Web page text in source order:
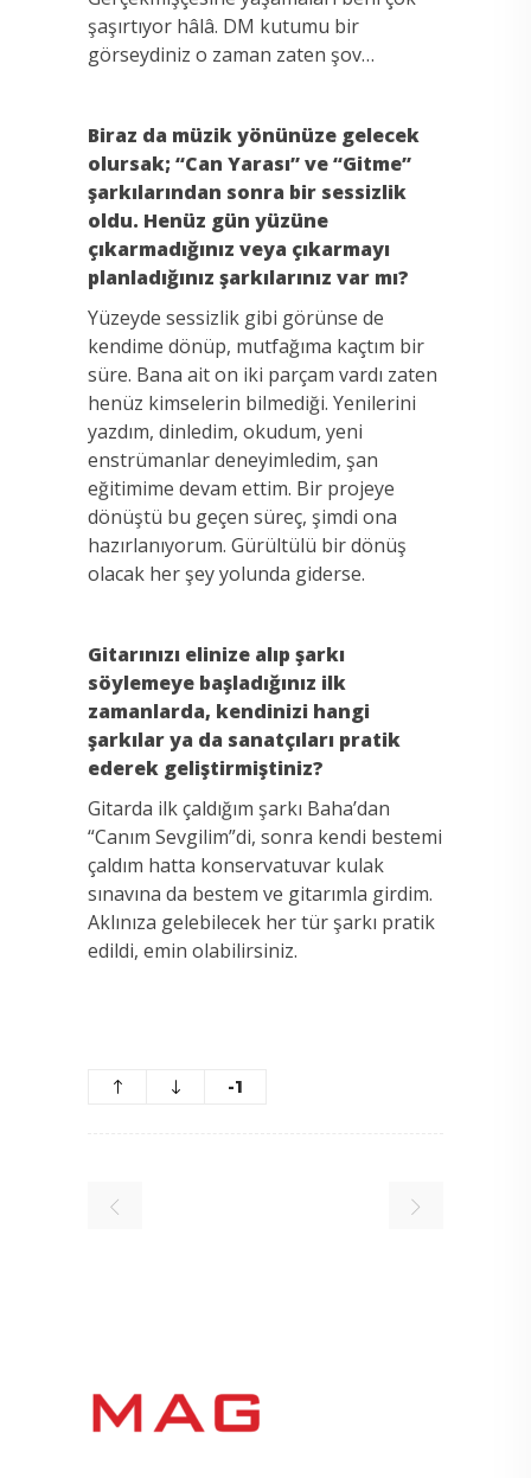
şaşırtıyor hâlâ. DM kutumu bir
görseydiniz o zaman zaten şov…
Biraz da müzik yönünüze gelecek
olursak; “Can Yarası” ve “Gitme”
şarkılarından sonra bir sessizlik
oldu. Henüz gün yüzüne
çıkarmadığınız veya çıkarmayı
planladığınız şarkılarınız var mı?
Yüzeyde sessizlik gibi görünse de
kendime dönüp, mutfağıma kaçtım bir
süre. Bana ait on iki parçam vardı zaten
henüz kimselerin bilmediği. Yenilerini
yazdım, dinledim, okudum, yeni
enstrümanlar deneyimledim, şan
eğitimime devam ettim. Bir projeye
dönüştü bu geçen süreç, şimdi ona
hazırlanıyorum. Gürültülü bir dönüş
olacak her şey yolunda giderse.
Gitarınızı elinize alıp şarkı
söylemeye başladığınız ilk
zamanlarda, kendinizi hangi
şarkılar ya da sanatçıları pratik
ederek geliştirmiştiniz?
Gitarda ilk çaldığım şarkı Baha’dan
“Canım Sevgilim”di, sonra kendi bestemi
çaldım hatta konservatuvar kulak
sınavına da bestem ve gitarımla girdim.
Aklınıza gelebilecek her tür şarkı pratik
edildi, emin olabilirsiniz.
-1